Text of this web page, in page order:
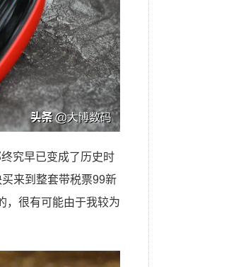
究早已变成了历史时
来到整套带税票99新
，很有可能由于我较为